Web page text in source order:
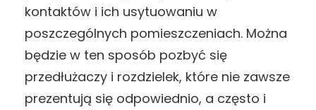
kontaktów i ich usytuowaniu w
poszczególnych pomieszczeniach. Można
będzie w ten sposób pozbyć się
przedłużaczy i rozdzielek, które nie zawsze
prezentują się odpowiednio, a często i